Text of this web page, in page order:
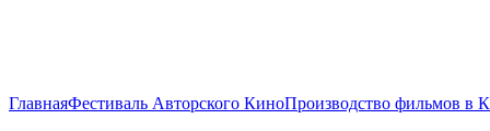
ГлавнаяФестиваль Авторского КиноПроизводство фильмов в